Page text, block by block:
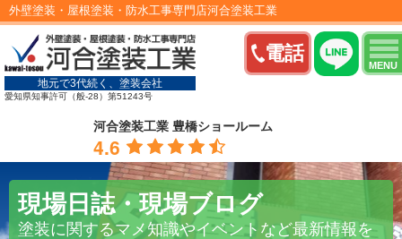
電話
MENU
外壁塗装・屋根塗装・防水工事専門店河合塗装工業
地元で3代続く、塗装会社
愛知県知事許可（般-28）第51243号
河合塗装工業 豊橋ショールーム
4.6
現場日誌・現場ブログ
塗装に関するマメ知識やイベントなど最新情報を